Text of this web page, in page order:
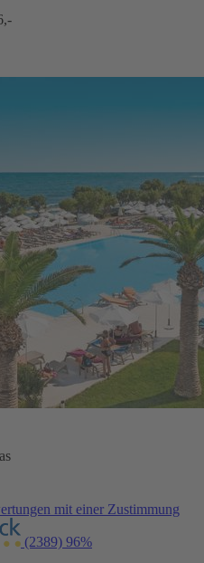
mit einer Zustimmung
(2389) 96%